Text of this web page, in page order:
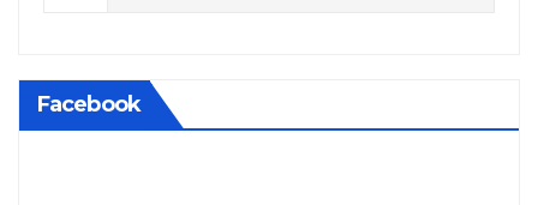
Facebook